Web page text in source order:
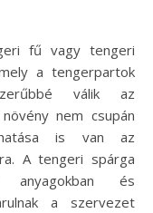
a tengerpartok
válik az
nem csupán
is van az
A tengeri spárga
anyagokban és
a szervezet